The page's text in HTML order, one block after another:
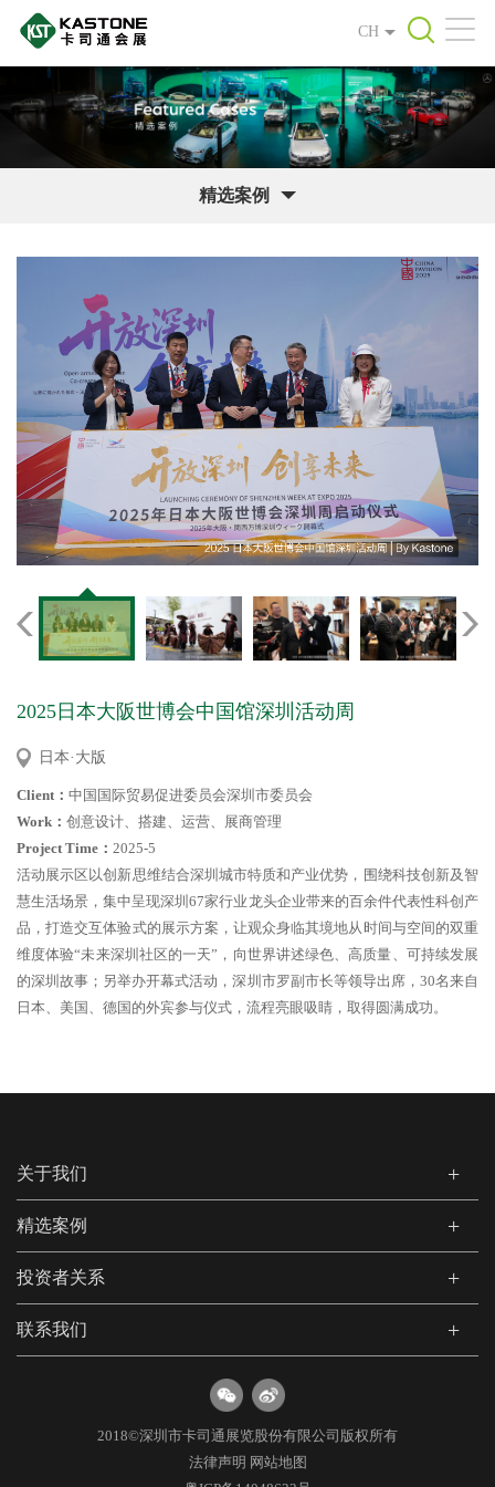
CH
精选案例
2025日本大阪世博会中国馆深圳活动周
日本·大版
Client： 中国国际贸易促进委员会深圳市委员会
Work： 创意设计、搭建、运营、展商管理
Project Time： 2025-5
活动展示区以创新思维结合深圳城市特质和产业优势，围绕科技创新及智
慧生活场景，集中呈现深圳67家行业龙头企业带来的百余件代表性科创产
品，打造交互体验式的展示方案，让观众身临其境地从时间与空间的双重
维度体验“未来深圳社区的一天”，向世界讲述绿色、高质量、可持续发展
的深圳故事；另举办开幕式活动，深圳市罗副市长等领导出席，30名来自
日本、美国、德国的外宾参与仪式，流程亮眼吸睛，取得圆满成功。
关于我们
精选案例
投资者关系
联系我们
2018©深圳市卡司通展览股份有限公司版权所有
法律声明 网站地图